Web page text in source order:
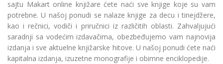
sajtu Makart online knjižare ćete naći sve knjige koje su vam
potrebne. U našoj ponudi se nalaze knjige za decu i tinejdžere,
kao i rečnici, vodiči i priručnici iz različitih oblasti. Zahvaljujući
saradnji sa vodećim izdavačima, obezbeđujemo vam najnovija
izdanja i sve aktuelne knjižarske hitove. U našoj ponudi ćete naći
kapitalna izdanja, izuzetne monografije i obimne enciklopedije.